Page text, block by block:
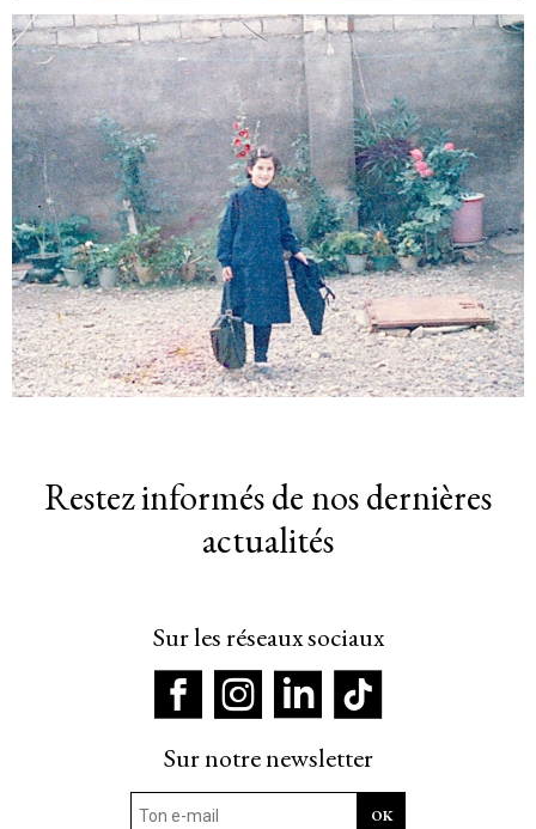
Restez informés de nos dernières
actualités
Sur les réseaux sociaux
Sur notre newsletter